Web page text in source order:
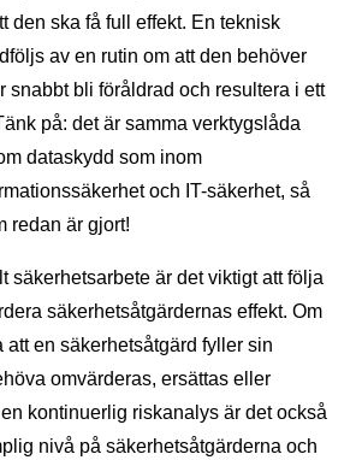
den ska få full effekt. En teknisk
av en rutin om att den behöver
snabbt bli föråldrad och resultera i ett
på: det är samma verktygslåda
dataskydd som inom
och IT-säkerhet, så
redan är gjort!
säkerhetsarbete är det viktigt att följa
säkerhetsåtgärdernas effekt. Om
att en säkerhetsåtgärd fyller sin
omvärderas, ersättas eller
kontinuerlig riskanalys är det också
nivå på säkerhetsåtgärderna och